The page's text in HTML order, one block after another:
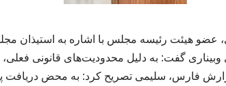
عضو هیئت رئیسه مجلس با اشاره به استیذان
گفت: به دلیل محدودیت‌های قانونی
فارس، سلیمی تصریح کرد: به محض دریافت